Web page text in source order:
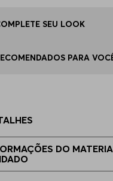
- M
- L
- XS
SEU LOOK
PARA
DO